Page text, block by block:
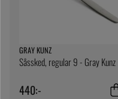
GRAY KUNZ
Såssked, regular 9 - Gray Kunz
440:-